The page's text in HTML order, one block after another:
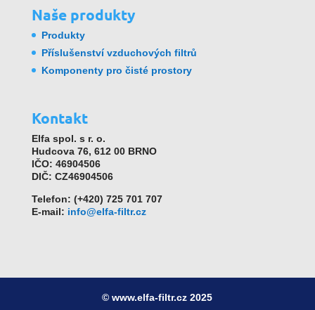
Naše produkty
Produkty
Příslušenství vzduchových filtrů
Komponenty pro čisté prostory
Kontakt
Elfa spol. s r. o.
Hudcova 76, 612 00 BRNO
IČO: 46904506
DIČ: CZ46904506
Telefon: (+420) 725 701 707
E-mail: info@elfa-filtr.cz
© www.elfa-filtr.cz 2025